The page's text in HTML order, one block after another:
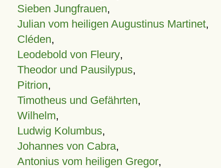
Sieben Jungfrauen,
Julian vom heiligen Augustinus Martinet,
Cléden,
Leodebold von Fleury,
Theodor und Pausilypus,
Pitrion,
Timotheus und Gefährten,
Wilhelm,
Ludwig Kolumbus,
Johannes von Cabra,
Antonius vom heiligen Gregor,